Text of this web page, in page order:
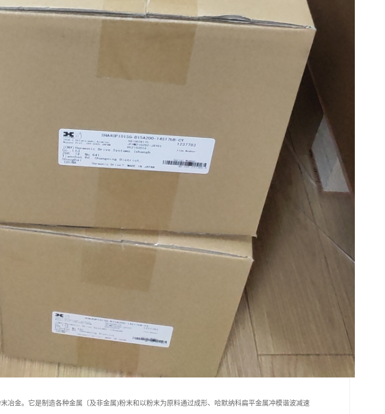
冶金。它是制造各种金属〔及非金属)粉末和以粉末为原料通过成形、哈默纳科扁平金属冲模谐波减速